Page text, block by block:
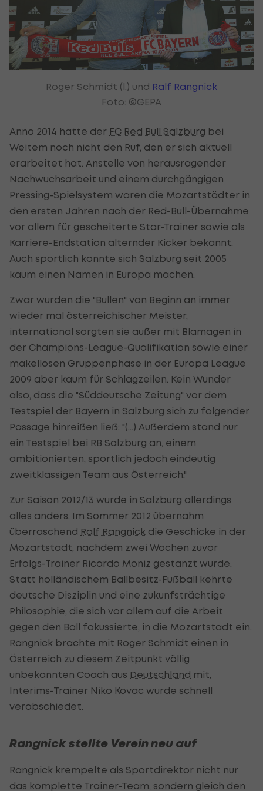
Roger Schmidt (l.) und Ralf Rangnick
Foto: ©GEPA
Anno 2014 hatte der FC Red Bull Salzburg bei
Weitem noch nicht den Ruf, den er sich aktuell
erarbeitet hat. Anstelle von herausragender
Nachwuchsarbeit und einem durchgängigen
Pressing-Spielsystem waren die Mozartstädter in
den ersten Jahren nach der Red-Bull-Übernahme
vor allem für gescheiterte Star-Trainer sowie als
Karriere-Endstation alternder Kicker bekannt.
Auch sportlich konnte sich Salzburg seit 2005
kaum einen Namen in Europa machen.
Zwar wurden die "Bullen" von Beginn an immer
wieder mal österreichischer Meister,
international sorgten sie außer mit Blamagen in
der Champions-League-Qualifikation sowie einer
makellosen Gruppenphase in der Europa League
2009 aber kaum für Schlagzeilen. Kein Wunder
also, dass die "Süddeutsche Zeitung" vor dem
Testspiel der Bayern in Salzburg sich zu folgender
Passage hinreißen ließ: "(...) Außerdem stand nur
ein Testspiel bei RB Salzburg an, einem
ambitionierten, sportlich jedoch eindeutig
zweitklassigen Team aus Österreich."
Zur Saison 2012/13 wurde in Salzburg allerdings
alles anders. Im Sommer 2012 übernahm
überraschend Ralf Rangnick die Geschicke in der
Mozartstadt, nachdem zwei Wochen zuvor
Erfolgs-Trainer Ricardo Moniz gestanzt wurde.
Statt holländischem Ballbesitz-Fußball kehrte
deutsche Disziplin und eine zukunfsträchtige
Philosophie, die sich vor allem auf die Arbeit
gegen den Ball fokussierte, in die Mozartstadt ein.
Rangnick brachte mit Roger Schmidt einen in
Österreich zu diesem Zeitpunkt völlig
unbekannten Coach aus Deutschland mit,
Interims-Trainer Niko Kovac wurde schnell
verabschiedet.
Rangnick stellte Verein neu auf
Rangnick krempelte als Sportdirektor nicht nur
das komplette Trainer-Team, sondern gleich den